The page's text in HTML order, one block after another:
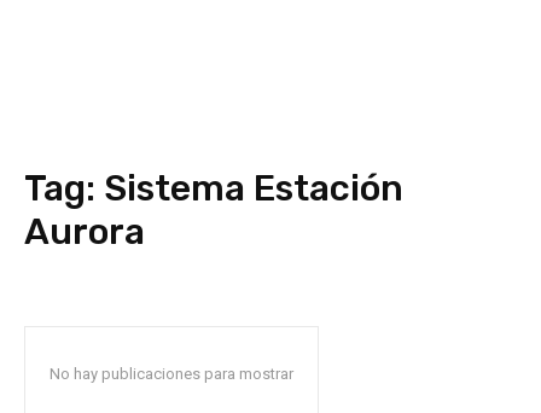
Tag: Sistema Estación
Aurora
No hay publicaciones para mostrar